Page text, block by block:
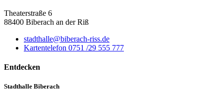
Theaterstraße 6
88400 Biberach an der Riß
stadthalle@biberach-riss.de
Kartentelefon 0751 /29 555 777
Entdecken
Stadthalle Biberach